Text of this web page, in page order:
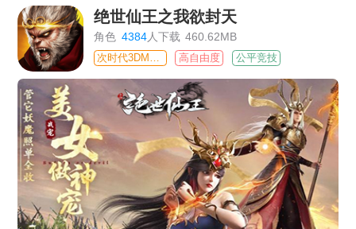
绝世仙王之我欲封天
角色 4384人下载 460.62MB
高自由度 公平竞技